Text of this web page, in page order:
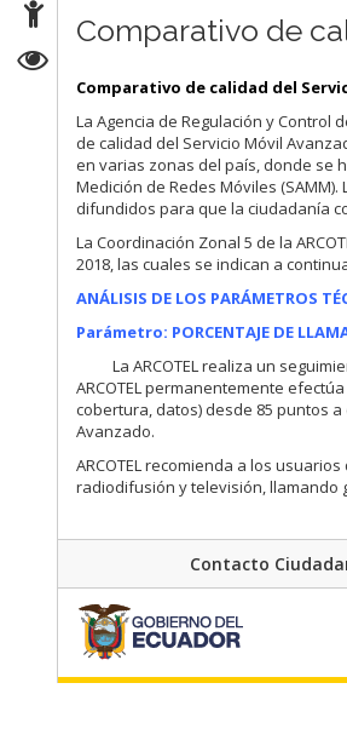
Comparativo de
Comparativo de calidad del
La Agencia de Regulación y Control
de calidad del Servicio Móvil
en varias zonas del país, donde se
Medición de Redes Móviles
difundidos para que la ciudadanía
La Coordinación Zonal 5 de la
2018, las cuales se indican a
ANÁLISIS DE LOS PARÁMETROS
Parámetro: PORCENTAJE DE
La ARCOTEL realiza un
ARCOTEL permanentemente
cobertura, datos) desde 85 puntos
Avanzado.
ARCOTEL recomienda a los
radiodifusión y televisión, llamando
Contacto